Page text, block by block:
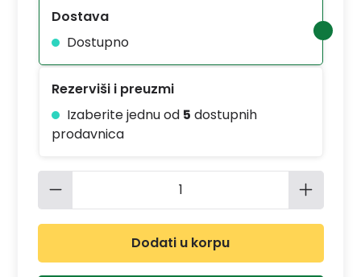
Dostava
Dostupno
Rezerviši i preuzmi
Izaberite jednu od 5 dostupnih
prodavnica
Količina proizvoda: Unesite
Dodati u korpu